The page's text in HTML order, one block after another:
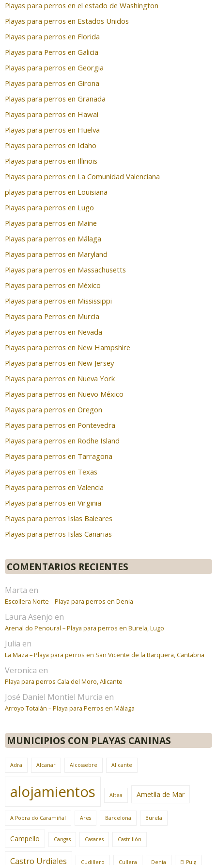
Playas para perros en el estado de Washington
Playas para perros en Estados Unidos
Playas para perros en Florida
Playas para Perros en Galicia
Playas para perros en Georgia
Playas para perros en Girona
Playas para perros en Granada
Playas para perros en Hawai
Playas para perros en Huelva
Playas para perros en Idaho
Playas para perros en Illinois
Playas para perros en La Comunidad Valenciana
playas para perros en Louisiana
Playas para perros en Lugo
Playas para perros en Maine
Playas para perros en Málaga
Playas para perros en Maryland
Playas para perros en Massachusetts
Playas para perros en México
Playas para perros en Mississippi
Playas para Perros en Murcia
Playas para perros en Nevada
Playas para perros en New Hampshire
Playas para perros en New Jersey
Playas para perros en Nueva York
Playas para perros en Nuevo México
Playas para perros en Oregon
Playas para perros en Pontevedra
Playas para perros en Rodhe Island
Playas para perros en Tarragona
Playas para perros en Texas
Playas para perros en Valencia
Playas para perros en Virginia
Playas para perros Islas Baleares
Playas para perros Islas Canarias
COMENTARIOS RECIENTES
Marta en
Escollera Norte – Playa para perros en Denia
Laura Asenjo en
Arenal do Penoural – Playa para perros en Burela, Lugo
Julia en
La Maza – Playa para perros en San Vicente de la Barquera, Cantabria
Veronica en
Playa para perros Cala del Moro, Alicante
José Daniel Montiel Murcia en
Arroyo Totalán – Playa para Perros en Málaga
MUNICIPIOS CON PLAYAS CANINAS
Adra Alcanar Alcossebre Alicante
alojamientos Altea Ametlla de Mar
A Pobra do Caramiñal Ares Barcelona Burela
Campello Cangas Casares Castrillón
Castro Urdiales Cudillero Cullera Denia El Puig